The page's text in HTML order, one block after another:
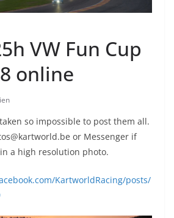
VW Fun Cup
online
so impossible to post them all.
or Messenger if
a high resolution photo.
KartworldRacing/posts/